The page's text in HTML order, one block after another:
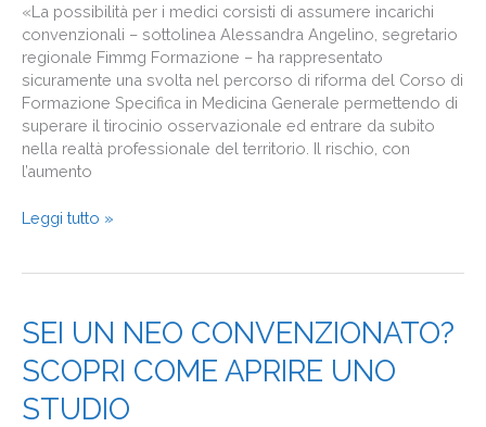
«La possibilità per i medici corsisti di assumere incarichi
convenzionali – sottolinea Alessandra Angelino, segretario
regionale Fimmg Formazione – ha rappresentato
sicuramente una svolta nel percorso di riforma del Corso di
Formazione Specifica in Medicina Generale permettendo di
superare il tirocinio osservazionale ed entrare da subito
nella realtà professionale del territorio. Il rischio, con
l’aumento
AL
CFSMG
Leggi tutto »
SEI UN NEO CONVENZIONATO?
SCOPRI COME APRIRE UNO
STUDIO
SEI
UN
NEO
SCOPRI